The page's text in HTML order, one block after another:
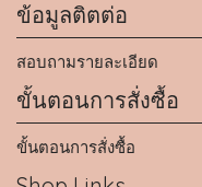
ข้อมูลติตต่อ
สอบถามรายละเอียด
ขั้นตอนการสั่งซื้อ
ขั้นตอนการสั่งซื้อ